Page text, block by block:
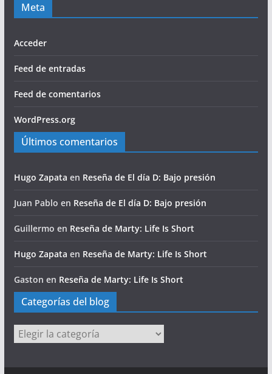
Meta
Acceder
Feed de entradas
Feed de comentarios
WordPress.org
Últimos comentarios
Hugo Zapata en Reseña de El día D: Bajo presión
Juan Pablo en Reseña de El día D: Bajo presión
Guillermo en Reseña de Marty: Life Is Short
Hugo Zapata en Reseña de Marty: Life Is Short
Gaston en Reseña de Marty: Life Is Short
Categorías del blog
Categorías
del